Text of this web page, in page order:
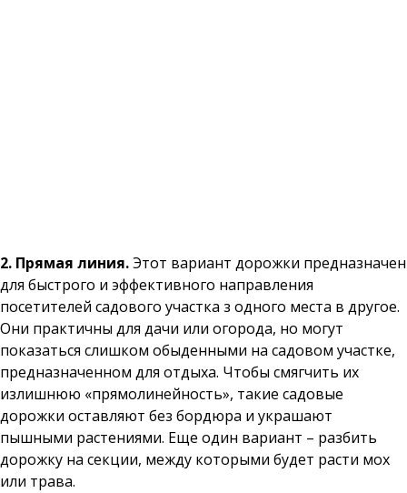
2. Прямая линия.Этот вариант дорожки предназначен
для быстрого и эффективного направления
посетителей садового участка з одного места в другое.
Они практичны для дачи или огорода, но могут
показаться слишком обыденными на садовом участке,
предназначенном для отдыха. Чтобы смягчить их
излишнюю «прямолинейность», такие садовые
дорожки оставляют без бордюра и украшают
пышными растениями. Еще один вариант – разбить
дорожку на секции, между которыми будет расти мох
или трава.